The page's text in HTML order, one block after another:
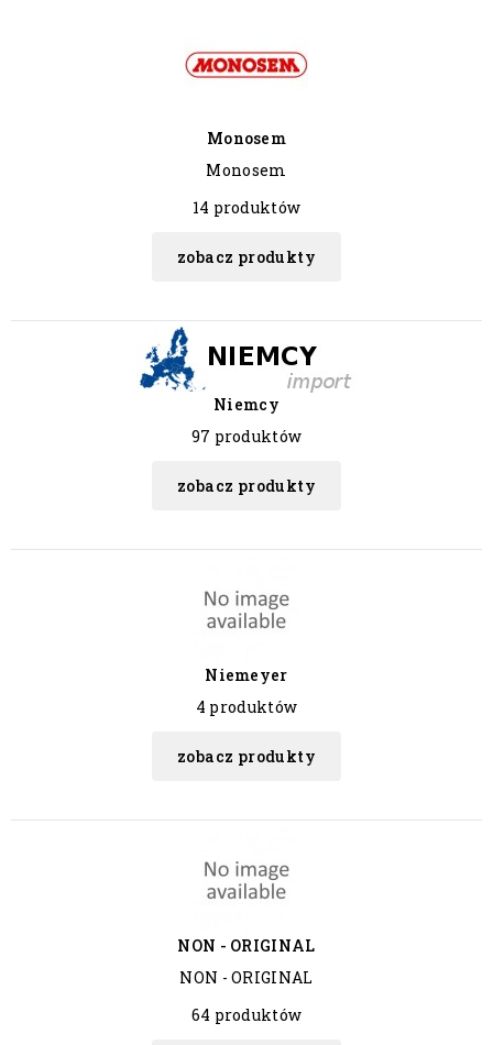
Monosem
Monosem
14 produktów
zobacz produkty
Niemcy
97 produktów
zobacz produkty
Niemeyer
4 produktów
zobacz produkty
NON - ORIGINAL
NON - ORIGINAL
64 produktów